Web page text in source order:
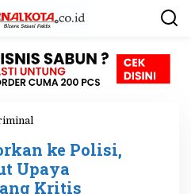
t
a
ke Polisi,
Upaya
Kritis